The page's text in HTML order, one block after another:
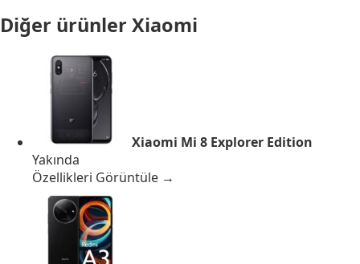
Diğer ürünler Xiaomi
Xiaomi Mi 8 Explorer Edition
Yakında
Özellikleri Görüntüle →